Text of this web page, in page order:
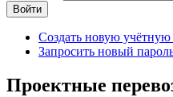
Создать новую учётную
Запросить новый
Проектные